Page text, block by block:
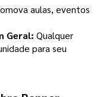
aulas, eventos
Geral: Qualquer
para seu